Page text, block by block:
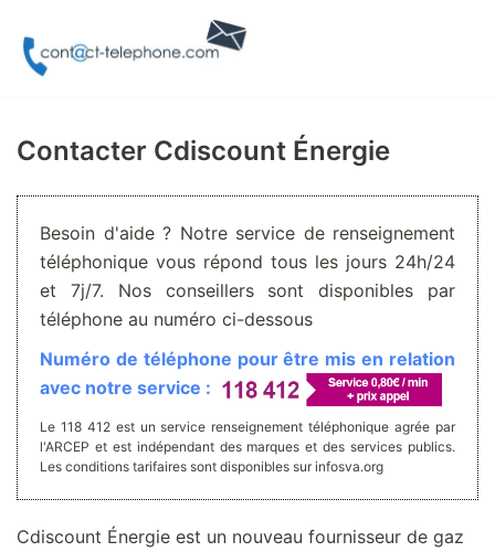
Aller
Contacter Cdiscount Énergie
Besoin d'aide ? Notre service de renseignement
téléphonique vous répond tous les jours 24h/24
et 7j/7. Nos conseillers sont disponibles par
téléphone au numéro ci-dessous
Numéro de téléphone pour être mis en relation
avec notre service :
Le 118 412 est un service renseignement téléphonique agrée par
l'ARCEP et est indépendant des marques et des services publics.
Les conditions tarifaires sont disponibles sur infosva.org
Cdiscount Énergie est un nouveau fournisseur de gaz